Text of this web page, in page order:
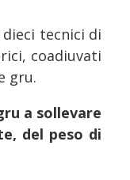
tecnici di
coadiuvati
gru.
a sollevare
del peso di